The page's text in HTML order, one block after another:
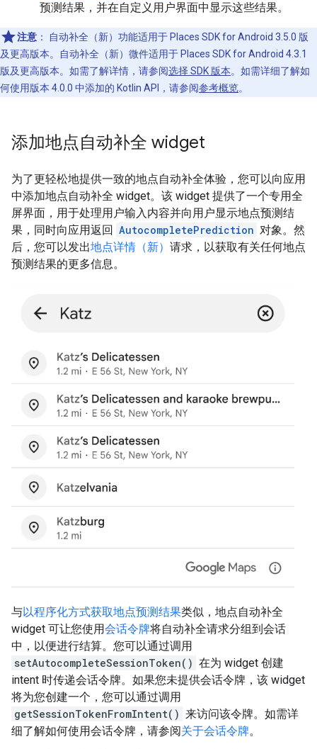
预测结果，并在自定义用户界面中显示这些结果。
注意 ：
自动补全（新）功能适用于 Places SDK for Android 3.5.0 版
及更高版本。自动补全（新）微件适用于 Places SDK for Android 4.3.1
版及更高版本。如需了解详情，请参阅选择 SDK 版本。如需详细了解如
何使用版本 4.0.0 中添加的 Kotlin API，请参阅参考概览。
添加地点自动补全 widget
为了更轻松地提供一致的地点自动补全体验，您可以向应用
中添加地点自动补全 widget。该 widget 提供了一个专用全
屏界面，用于处理用户输入内容并向用户显示地点预测结
果，同时向应用返回 AutocompletePrediction 对象。然
后，您可以发出地点详情（新） 请求，以获取有关任何地点
预测结果的更多信息。
与以程序化方式获取地点预测结果类似，地点自动补全
widget 可让您使用会话令牌将自动补全请求分组到会话
中，以便进行结算。您可以通过调用
setAutocompleteSessionToken() 在为 widget 创建
intent 时传递会话令牌。如果您未提供会话令牌，该 widget
将为您创建一个，您可以通过调用
getSessionTokenFromIntent() 来访问该令牌。如需详
细了解如何使用会话令牌，请参阅关于会话令牌。